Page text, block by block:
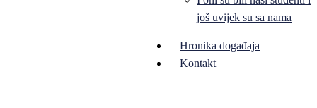
još uvijek su sa nama
Hronika događaja
Kontakt